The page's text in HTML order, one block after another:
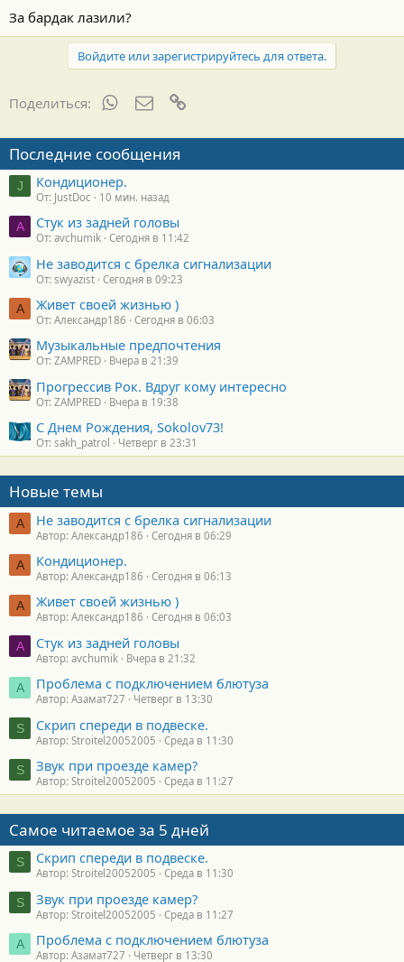
За бардак лазили?
Войдите или зарегистрируйтесь для ответа.
Поделиться: WhatsAppЭлектронная почта
Последние сообщения
J Кондиционер.
От: JustDoc 10 мин. назад
A Стук из задней головы
От: avchumik Сегодня в 11:42
Не заводится с брелка сигнализации
От: swyazist Сегодня в 09:23
А Живет своей жизнью )
От: Александр186 Сегодня в 06:03
Музыкальные предпочтения
От: ZAMPRED Вчера в 21:39
Прогрессив Рок. Вдруг кому интересно
От: ZAMPRED Вчера в 19:38
С Днем Рождения, Sokolov73!
От: sakh_patrol Четверг в 23:31
Новые темы
А Не заводится с брелка сигнализации
Автор: Александр186 Сегодня в 06:29
А Кондиционер.
Автор: Александр186 Сегодня в 06:13
А Живет своей жизнью )
Автор: Александр186 Сегодня в 06:03
A Стук из задней головы
Автор: avchumik Вчера в 21:32
А Проблема с подключением блютуза
Автор: Азамат727 Четверг в 13:30
S Скрип спереди в подвеске.
Автор: Stroitel20052005 Среда в 11:30
S Звук при проезде камер?
Автор: Stroitel20052005 Среда в 11:27
Самое читаемое за 5 дней
S Скрип спереди в подвеске.
Автор: Stroitel20052005 Среда в 11:30
S Звук при проезде камер?
Автор: Stroitel20052005 Среда в 11:27
А Проблема с подключением блютуза
Автор: Азамат727 Четверг в 13:30